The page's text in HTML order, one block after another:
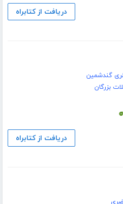
دریافت از کتابراه
گندشمین
بزرگان
دریافت از کتابراه